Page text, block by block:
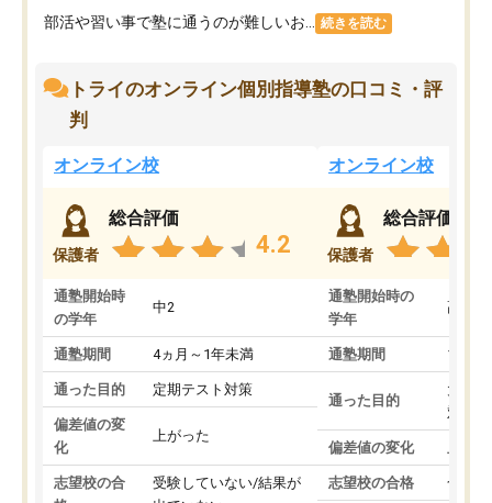
部活や習い事で塾に通うのが難しいお... 続きを読む
トライのオンライン個別指導塾の口コミ・評
判
オンライン校
保護者
総合評価
4.2
通塾開始時
の学年
中2
通塾期間 4ヵ月～1年未満
通った目的 定期テスト対策
偏差値の変
化
上がった
志望校の合
受験していない/結果が
オンライン校
保護者
総合評価
通塾開始時の
学年
高3
通塾期間 1～3
通った目的
大学
対策
偏差値の変化 上が
志望校の合格 合格